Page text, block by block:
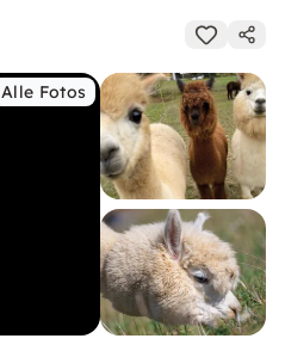
Alle Fotos